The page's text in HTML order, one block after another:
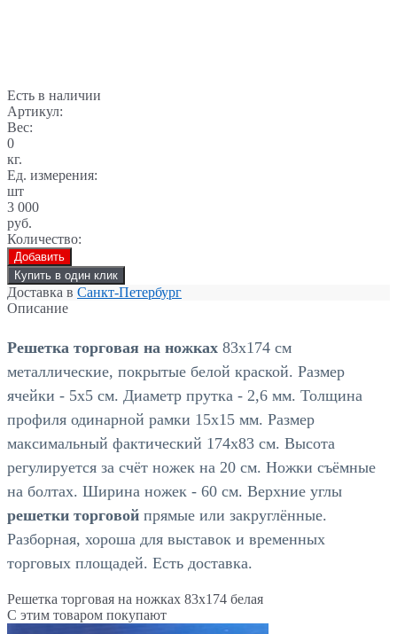
Есть в наличии
Артикул:
Вес:
0
кг.
Ед. измерения:
шт
3 000
руб.
Количество:
Добавить
Купить в один клик
Доставка в Санкт-Петербург
Описание
Решетка торговая на ножках 83х174 см
металлические, покрытые белой краской. Размер
ячейки - 5х5 см. Диаметр прутка - 2,6 мм. Толщина
профиля одинарной рамки 15х15 мм. Размер
максимальный фактический 174х83 см. Высота
регулируется за счёт ножек на 20 см. Ножки съёмные
на болтах. Ширина ножек - 60 см. Верхние углы
решетки торговой прямые или закруглённые.
Разборная, хороша для выставок и временных
торговых площадей. Есть доставка.
Решетка торговая на ножках 83x174 белая
С этим товаром покупают